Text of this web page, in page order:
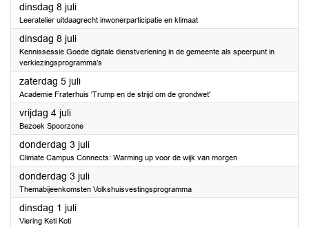
dinsdag 8 juli2025
Leeratelier uitdaagrecht inwonerparticipatie en klimaat
dinsdag 8 juli2025
Kennissessie Goede digitale dienstverlening in de gemeente als speerpunt in
verkiezingsprogramma’s
zaterdag 5 juli2025
Academie Fraterhuis 'Trump en de strijd om de grondwet'
vrijdag 4 juli2025
Bezoek Spoorzone
donderdag 3 juli2025
Climate Campus Connects: Warming up voor de wijk van morgen
donderdag 3 juli2025
Themabijeenkomsten Volkshuisvestingsprogramma
dinsdag 1 juli2025
Viering Keti Koti